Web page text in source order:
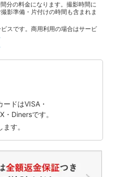
分の料金になります。撮影時間に
影準備・片付けの時間も含まれま
スです。商用利用の場合はサービ
ドはVISA・
Dinersです。
す。